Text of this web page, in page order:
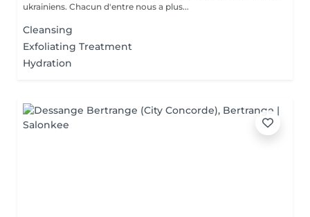
ukrainiens. Chacun d'entre nous a plus...
Cleansing
Exfoliating Treatment
Hydration